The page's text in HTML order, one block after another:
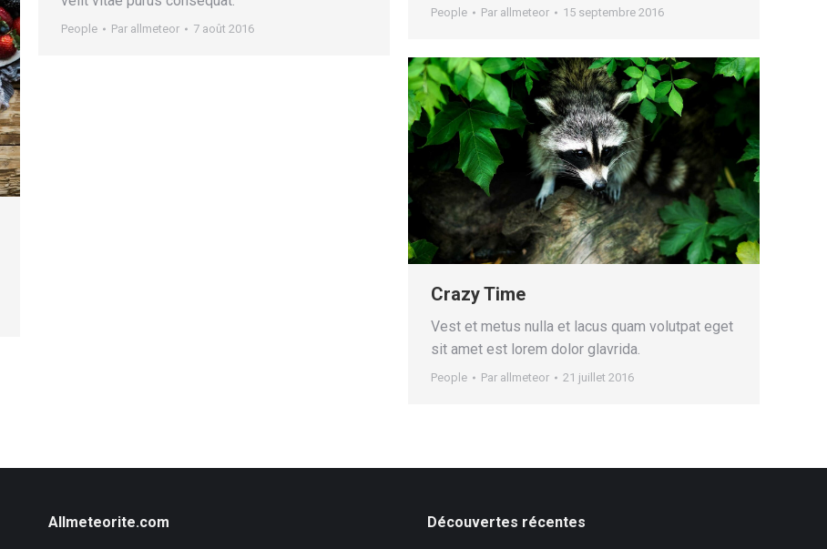
People Par allmeteor 15 septembre 2016
People Par allmeteor 7 août 2016
Crazy Time
Vest et metus nulla et lacus quam volutpat eget
sit amet est lorem dolor glavrida.
People Par allmeteor 21 juillet 2016
Allmeteorite.com Découvertes récentes